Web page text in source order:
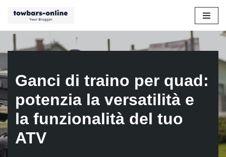
contenuto
Ganci di traino per quad:
potenzia la versatilità e
la funzionalità del tuo
ATV